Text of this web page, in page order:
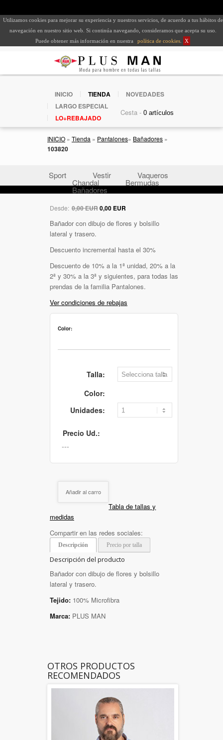
Utilizamos cookies para mejorar su experiencia y nuestros servicios, de acuerdo a tus hábitos de
navegación en nuestro sitio web. Si continúa navegando, consideramos que acepta su uso.
Puede obtener más información en nuestra
política de cookies X
INICIO TIENDA
NOVEDADES
LARGO ESPECIAL
LO+REBAJADO
Cesta -
INICIO » Tienda » Pantalones» Bañadores »
103820
Sport Vestir Vaqueros
Chandal Bermudas
Bañadores
Desde: 0,00 EUR0,00 EUR
Bañador con dibujo de flores y bolsillo
lateral y trasero.
Descuento incremental hasta el 30%
Descuento de 10% a la 1ª unidad, 20% a la
2ª y 30% a la 3ª y siguientes, para todas las
prendas de la familia Pantalones.
Ver condiciones de rebajas
Color:
Talla:
Color:
Unidades:
Precio Ud.:
Añadir al carro
Tabla de tallas y
medidas
Compartir en las redes sociales:
Descripción Precio por talla
Descripción del producto
Bañador con dibujo de flores y bolsillo
lateral y trasero.
Tejido: 100% Microfibra
Marca: PLUS MAN
OTROS PRODUCTOS
RECOMENDADOS